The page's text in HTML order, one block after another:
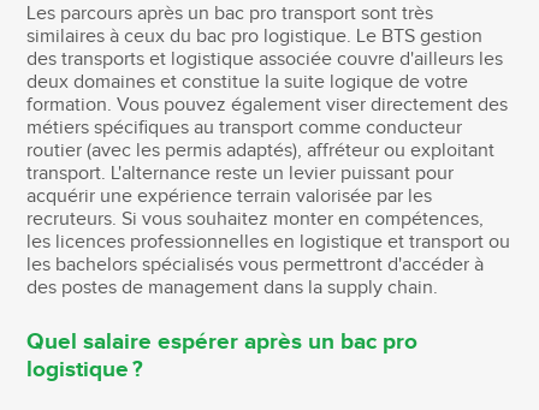
Les parcours après un bac pro transport sont très
similaires à ceux du bac pro logistique. Le BTS gestion
des transports et logistique associée couvre d'ailleurs les
deux domaines et constitue la suite logique de votre
formation. Vous pouvez également viser directement des
métiers spécifiques au transport comme conducteur
routier (avec les permis adaptés), affréteur ou exploitant
transport. L'alternance reste un levier puissant pour
acquérir une expérience terrain valorisée par les
recruteurs. Si vous souhaitez monter en compétences,
les licences professionnelles en logistique et transport ou
les bachelors spécialisés vous permettront d'accéder à
des postes de management dans la supply chain.
Quel salaire espérer après un bac pro
logistique ?